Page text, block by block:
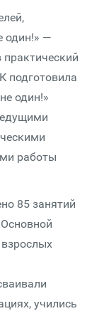
один!» —
подготовила
один!»
работы
85 занятий
взрослых
учились